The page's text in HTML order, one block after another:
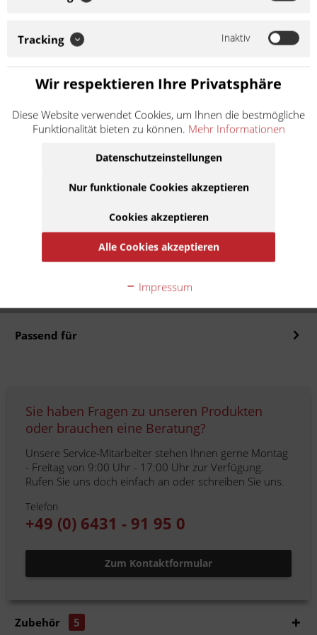
Xs-Ring Kette Farbe: Gold Anwendung nach Hubraum: bis
Bolzenlänge: 20.80 mm Rollen Ø:...
115,90 € *
inkl. MwSt.zzgl. Versandkosten
Beschreibung
AFAM 520 XHR2-G Hyper verstärkte Kette mit
Leichtlaufeigenschaften. Der "Alleskönner"! Xs-Ring...
Passend für
Sie haben Fragen zu unseren Produkten
oder brauchen eine Beratung?
Unsere Service-Mitarbeiter stehen Ihnen gerne Montag
- Freitag von 9:00 Uhr - 17:00 Uhr zur Verfügung.
Rufen Sie uns doch einfach an oder schreiben Sie uns.
Telefon
+49 (0) 6431 - 91 95 0
Zum Kontaktformular
Zubehör 5
Tracking Inaktiv
Wir respektieren Ihre Privatsphäre
Diese Website verwendet Cookies, um Ihnen die bestmögliche
Funktionalität bieten zu können. Mehr Informationen
Datenschutzeinstellungen
Nur funktionale Cookies akzeptieren
Cookies akzeptieren
Alle Cookies akzeptieren
Impressum